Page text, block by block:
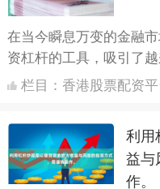
在当今瞬息万变的金融
资杠杆的工具，吸引了
对市场上众多的配资平
别正规平台....
栏目： 香港股票配资
利用
益与
作。